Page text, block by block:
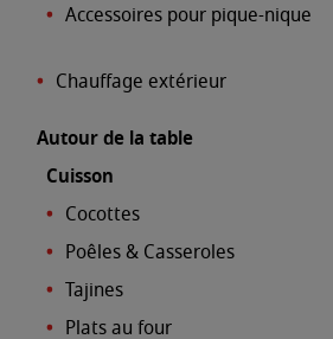
Accessoires pour pique-nique
Chauffage extérieur
Autour de la table
Cuisson
Cocottes
Poêles & Casseroles
Tajines
Plats au four